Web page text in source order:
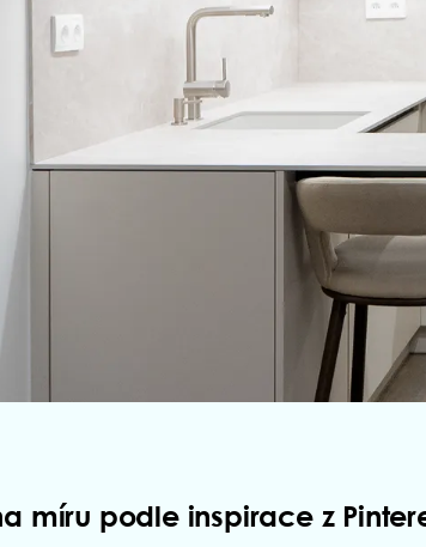
míru podle inspirace z